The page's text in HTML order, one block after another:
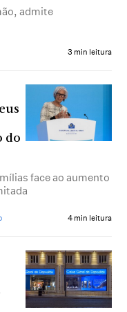
admite
3 min leitura
do
face ao aumento
4 min leitura